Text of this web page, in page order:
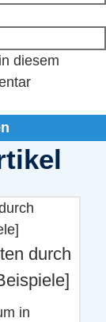
diesem
durch
in